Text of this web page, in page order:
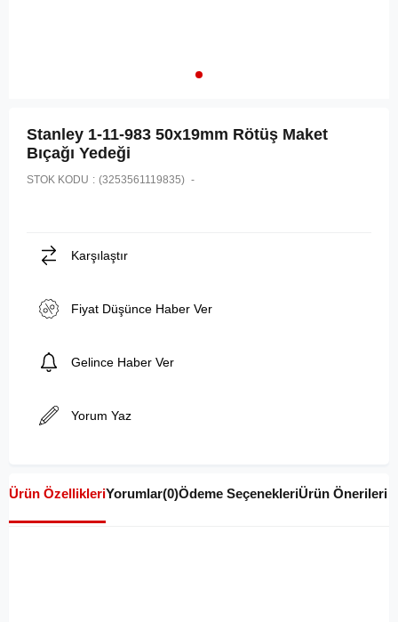
Stanley 1-11-983 50x19mm Rötüş Maket
Bıçağı Yedeği
STOK KODU (3253561119835)
Karşılaştır
Fiyat Düşünce Haber Ver
Gelince Haber Ver
Yorum Yaz
Ürün ÖzellikleriYorumlar(0)Ödeme SeçenekleriÜrün Önerileri